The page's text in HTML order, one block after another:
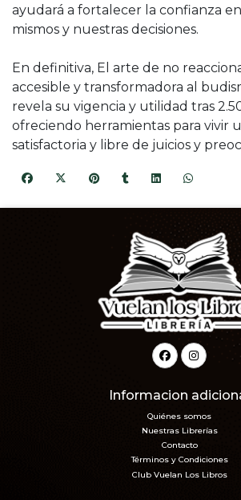
ayudará a fortalecer la confianza
mismos y nuestras decisiones.
En definitiva, El arte de no
accesible y transformadora al
revela su vigencia y utilidad tras
ofreciendo herramientas para vivir
satisfactoria y libre de juicios y
Informacion
Quiénes somos
Nuestras Librerías
Contacto
Términos y Condiciones
Club Vuelan Los Libros